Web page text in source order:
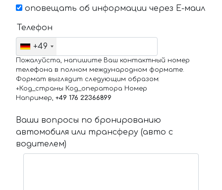
оповещать об информации через Е-маил
Телефон
+49
Пожалуйста, напишите Ваш контактный номер
телефона в полном международном формате.
Формат выглядит следующим образом:
+Код_страны Код_оператора Номер
Например, +49 176 22366899
Ваши вопросы по бронированию
автомобиля или трансферу (авто с
водителем)